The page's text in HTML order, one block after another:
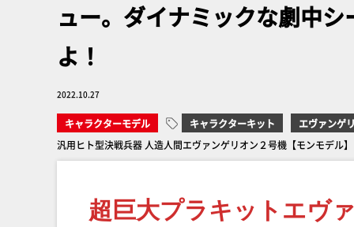
ュー。ダイナミックな劇中
よ！
2022.10.27
キャラクターモデル キャラクターキット
エヴァンゲ
汎用ヒト型決戦兵器 人造人間エヴァンゲリオン２号機【モンモデ
超巨大プラキットエヴ